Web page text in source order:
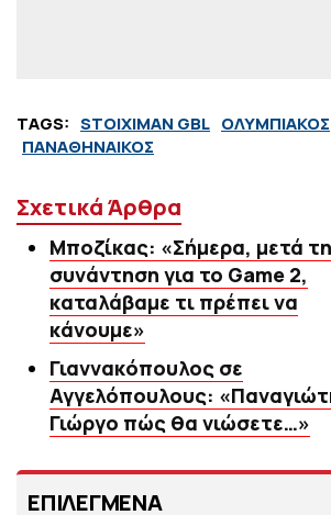
TAGS: STOIXIMAN GBL ΟΛΥΜΠΙΑΚΟΣ
ΠΑΝΑΘΗΝΑΙΚΟΣ
Σχετικά Άρθρα
Μποζίκας: «Σήμερα, μετά τη
συνάντηση για το Game 2,
καταλάβαμε τι πρέπει να
κάνουμε»
Γιαννακόπουλος σε
Αγγελόπουλους:
Γιώργο πώς θα νιώσετε…»
ΕΠΙΛΕΓΜΕΝΑ